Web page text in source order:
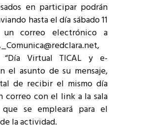
en participar podrán
hasta el día sábado 11
correo electrónico a
“Día Virtual TICAL y e-
el asunto de su mensaje,
de recibir el mismo día
correo con el link a la sala
se empleará para el
la actividad.